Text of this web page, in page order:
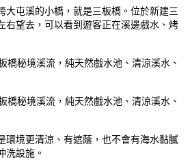
大屯溪的小橋，就是三板橋。位於新建三
右望去，可以看到遊客正在溪邊戲水、烤
環境更清涼、有遮蔭，也不會有海水黏膩
洗設施。